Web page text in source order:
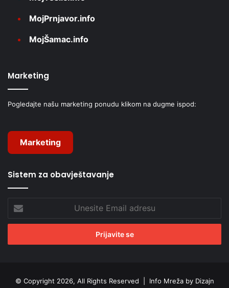
MojPrnjavor.info
MojŠamac.info
Marketing
Pogledajte našu marketing ponudu klikom na dugme ispod:
Marketing
Sistem za obavještavanje
Email
adresu
© Copyright 2026, All Rights Reserved | Info Mreža by Dizajn